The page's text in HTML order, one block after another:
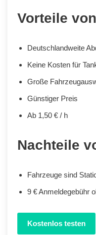
Vorteile
Deutschlandweite
Keine Kosten für
Große
Günstiger Preis
Ab 1,50 € / h
Nachteile
Fahrzeuge sind
9 € Anmeldegebühr
Kostenlos testen